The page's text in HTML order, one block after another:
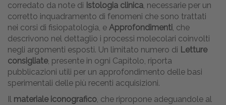
corredato da note di Istologia clinica, necessarie per un
corretto inquadramento di fenomeni che sono trattati
nei corsi di fisiopatologia, e Approfondimenti , che
descrivono nel dettaglio i processi molecolari coinvolti
negli argomenti esposti. Un limitato numero di Letture
consigliate, presente in ogni Capitolo, riporta
pubblicazioni utili per un approfondimento delle basi
sperimentali delle più recenti acquisizioni.
Il materiale iconografico, che ripropone adeguandole al